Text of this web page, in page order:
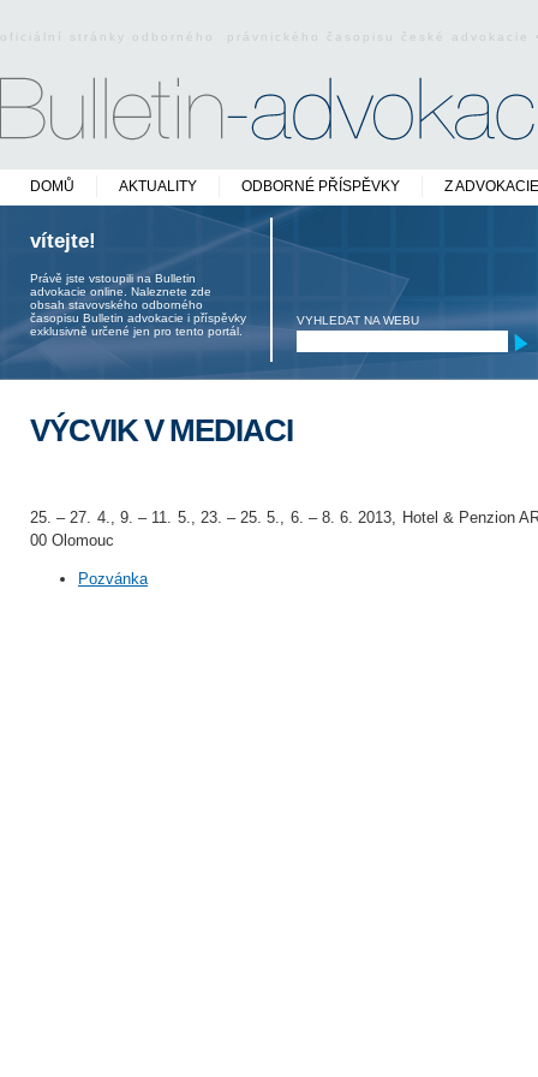
oficiální stránky odborného právnického časopisu české
DOMŮ AKTUALITY ODBORNÉ PŘÍSPĚVKY Z ADVOKACIE
vítejte!
Právě jste vstoupili na Bulletin
advokacie online. Naleznete zde
obsah stavovského odborného
časopisu Bulletin advokacie i příspěvky
exklusivně určené jen pro tento portál.
VYHLEDAT NA WEBU
VÝCVIK V MEDIACI
25. – 27. 4., 9. – 11. 5., 23. – 25. 5., 6. – 8. 6. 2013, Hotel & Penzion
00 Olomouc
Pozvánka